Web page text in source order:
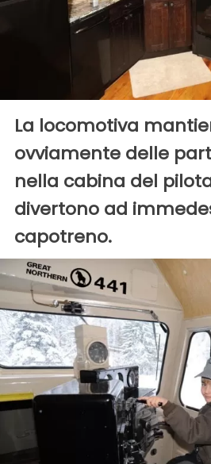
La locomotiva
ovviamente delle
nella cabina del
divertono ad
capotreno.